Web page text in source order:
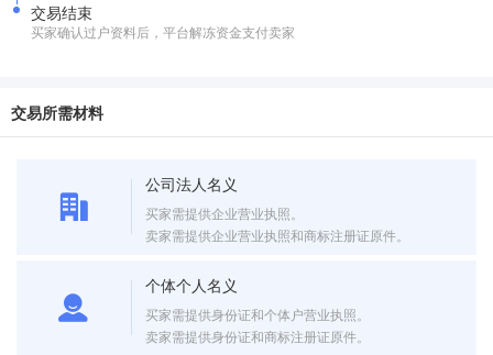
交易结束
买家确认过户资料后，平台解冻资金支付卖家
交易所需材料
公司法人名义
买家需提供企业营业执照。
卖家需提供企业营业执照和商标注册证原件。
个体个人名义
买家需提供身份证和个体户营业执照。
卖家需提供身份证和商标注册证原件。